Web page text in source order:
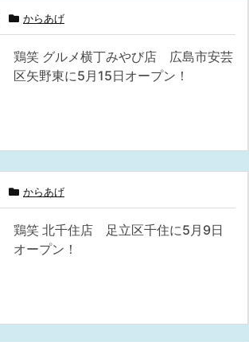
からあげ
鶏笑 グルメ横丁みやび店 広島市安芸
区矢野東に5月15日オープン！
からあげ
鶏笑 北千住店 足立区千住に5月9日
オープン！